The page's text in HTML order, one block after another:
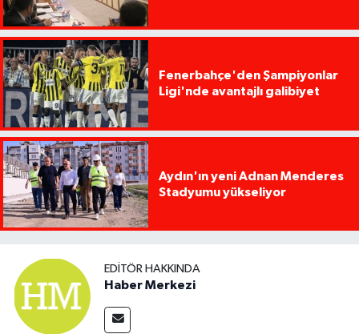
Fenerbahçe'den Şampiyonlar
Ligi'nde avantajlı galibiyet
Aydın'ın yeni Adnan Menderes
Stadyumu yükseliyor
EDITÖR HAKKINDA
Haber Merkezi